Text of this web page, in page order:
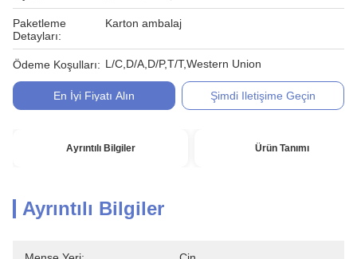
Paketleme
Detayları:
Karton ambalaj
Ödeme Koşulları: L/C,D/A,D/P,T/T,Western Union
En İyi Fiyatı Alın Şimdi Iletişime Geçin
Ayrıntılı Bilgiler Ürün Tanımı
Ayrıntılı Bilgiler